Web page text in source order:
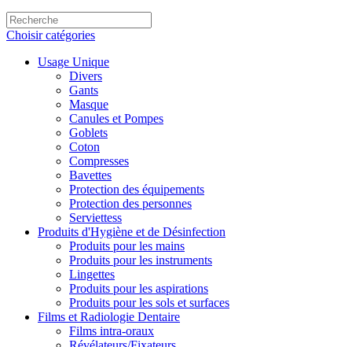
Choisir catégories
Usage Unique
Divers
Gants
Masque
Canules et Pompes
Goblets
Coton
Compresses
Bavettes
Protection des équipements
Protection des personnes
Serviettess
Produits d'Hygiène et de Désinfection
Produits pour les mains
Produits pour les instruments
Lingettes
Produits pour les aspirations
Produits pour les sols et surfaces
Films et Radiologie Dentaire
Films intra-oraux